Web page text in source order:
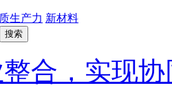
生产力 新材料
搜索
整合，实现